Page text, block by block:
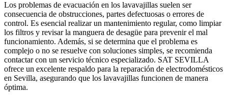
Los problemas de evacuación en los lavavajillas suelen ser
consecuencia de obstrucciones, partes defectuosas o errores de
control. Es esencial realizar un mantenimiento regular, como limpiar
los filtros y revisar la manguera de desagüe para prevenir el mal
funcionamiento. Además, si se determina que el problema es
complejo o no se resuelve con soluciones simples, se recomienda
contactar con un servicio técnico especializado. SAT SEVILLA
ofrece un excelente respaldo para la reparación de electrodomésticos
en Sevilla, asegurando que los lavavajillas funcionen de manera
óptima.